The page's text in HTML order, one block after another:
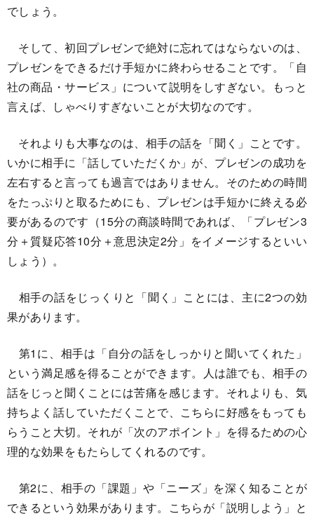
でしょう。
そして、初回プレゼンで絶対に忘れてはならないのは、
プレゼンをできるだけ手短かに終わらせることです。「自
社の商品・サービス」について説明をしすぎない。もっと
言えば、しゃべりすぎないことが大切なのです。
それよりも大事なのは、相手の話を「聞く」ことです。
いかに相手に「話していただくか」が、プレゼンの成功を
左右すると言っても過言ではありません。そのための時間
をたっぷりと取るためにも、プレゼンは手短かに終える必
要があるのです（15分の商談時間であれば、「プレゼン3
分＋質疑応答10分＋意思決定2分」をイメージするといい
しょう）。
相手の話をじっくりと「聞く」ことには、主に2つの効
果があります。
第1に、相手は「自分の話をしっかりと聞いてくれた」
という満足感を得ることができます。人は誰でも、相手の
話をじっと聞くことには苦痛を感じます。それよりも、気
持ちよく話していただくことで、こちらに好感をもっても
らうこと大切。それが「次のアポイント」を得るための心
理的な効果をもたらしてくれるのです。
第2に、相手の「課題」や「ニーズ」を深く知ることが
できるという効果があります。こちらが「説明しよう」と